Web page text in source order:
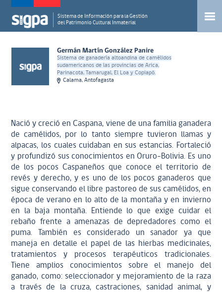
Sistema de Información para la Gestión
del Patrimonio Cultural Inmaterial
Germán Martín González Panire
Sistema de ganadería altoandina de camélidos
sudamericanos de las provincias de Arica,
Parinacota, Tamarugal, El Loa y Copiapó.
Calama, Antofagasta
Nació y creció en Caspana, viene de una familia ganadera
de camélidos, por lo tanto siempre tuvieron llamas y
alpacas, los cuales cuidaban en sus estancias. Fortaleció
y profundizó sus conocimientos en Oruro-Bolivia. Es uno
de los pocos Caspaneños que conoce el territorio de
revés y derecho, y es uno de los pocos ganaderos que
sigue conservando el libre pastoreo de sus camélidos, en
época de verano en lo alto de la montaña y en invierno
en la baja montaña. Entiende lo que exige cuidar el
rebaño frente a amenazas de depredadores como el
puma. También es considerado un sanador ya que
maneja en detalle el papel de las hierbas medicinales,
tratamientos y procesos terapéuticos tradicionales.
Tiene amplios conocimientos sobre el manejo del
ganado, como: seleccionador y mejoramiento de la raza
a través de la cruza, castraciones, sanidad animal, y